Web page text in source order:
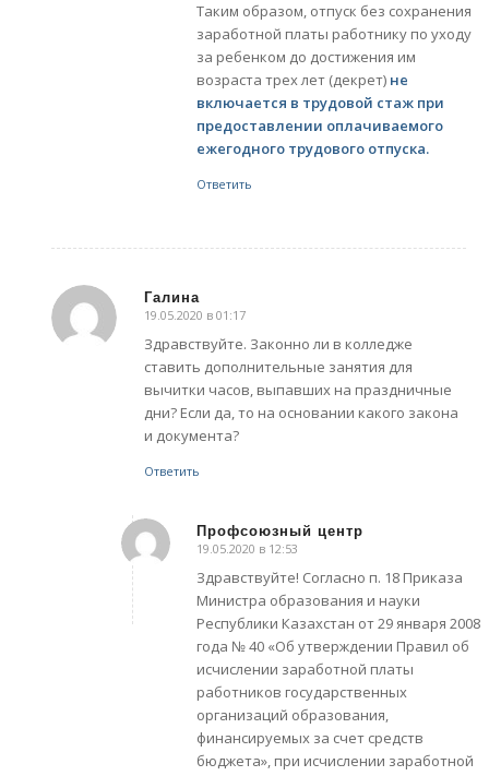
Таким образом, отпуск без сохранения
заработной платы работнику по уходу
за ребенком до достижения им
возраста трех лет (декрет) не
включается в трудовой стаж при
предоставлении оплачиваемого
ежегодного трудового отпуска.
Ответить
Галина
говорит:
19.05.2020 в 01:17
Здравствуйте. Законно ли в колледже
ставить дополнительные занятия для
вычитки часов, выпавших на праздничные
дни? Если да, то на основании какого закона
и документа?
Ответить
Профсоюзный центр
говорит:
19.05.2020 в 12:53
Здравствуйте! Согласно п. 18 Приказа
Министра образования и науки
Республики Казахстан от 29 января 2008
года № 40 «Об утверждении Правил об
исчислении заработной платы
работников государственных
организаций образования,
финансируемых за счет средств
бюджета», при исчислении заработной